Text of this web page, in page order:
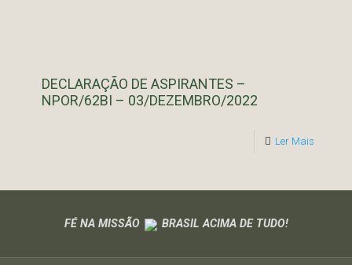
DECLARAÇÃO DE ASPIRANTES –
NPOR/62BI – 03/DEZEMBRO/2022
Ler Mais
FÉ NA MISSÃO BRASIL ACIMA DE TUDO!